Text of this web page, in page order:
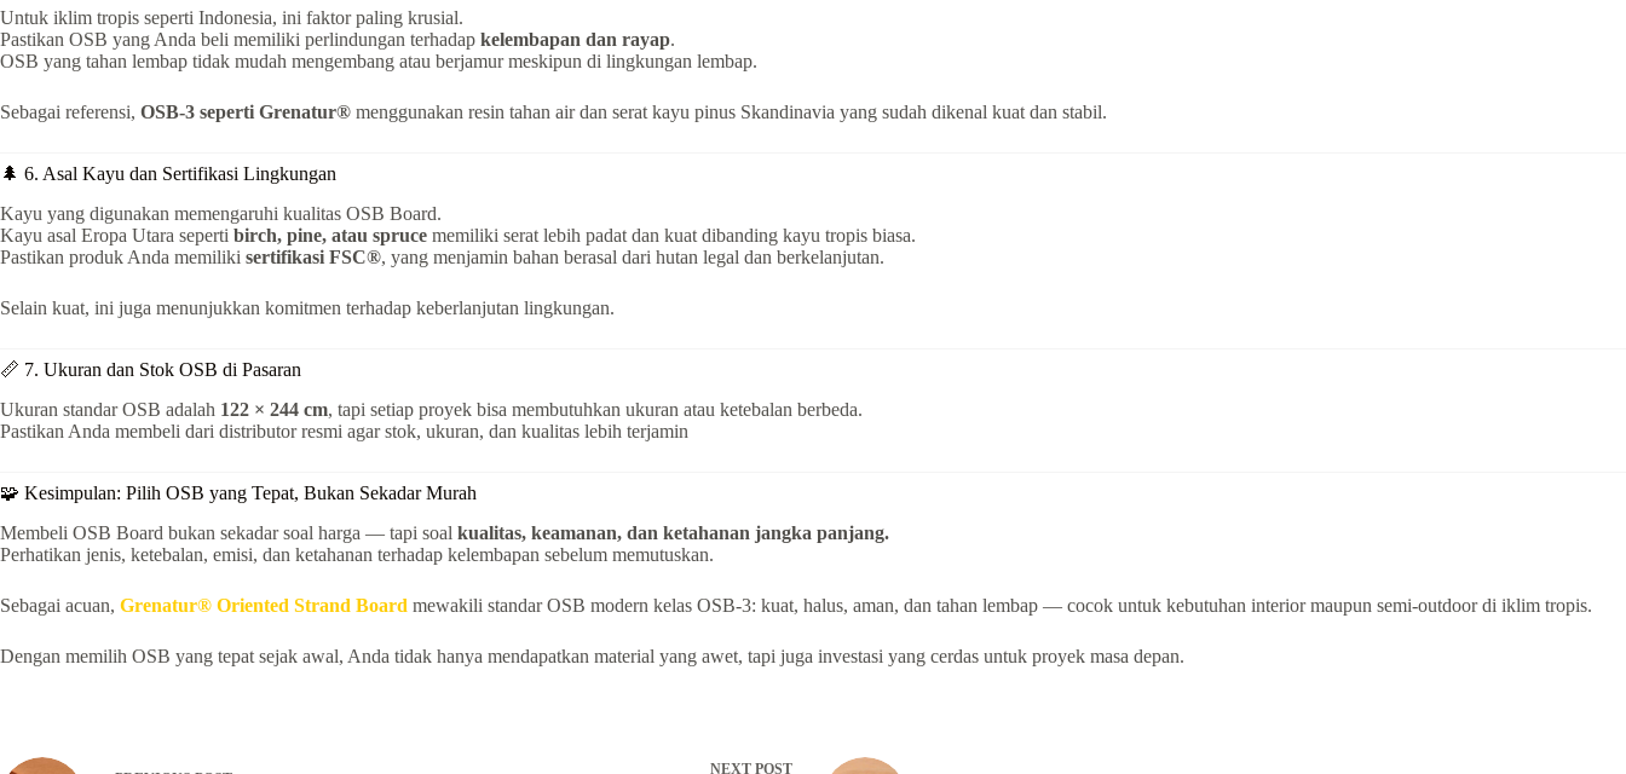
Untuk iklim tropis seperti Indonesia, ini faktor paling krusial.
Pastikan OSB yang Anda beli memiliki perlindungan terhadap kelembapan dan rayap.
OSB yang tahan lembap tidak mudah mengembang atau berjamur meskipun di lingkungan lembap.
Sebagai referensi, OSB-3 seperti Grenatur® menggunakan resin tahan air dan serat kayu pinus Skandinavia yang sudah dikenal kuat dan stabil.
🌲 6. Asal Kayu dan Sertifikasi Lingkungan
Kayu yang digunakan memengaruhi kualitas OSB Board.
Kayu asal Eropa Utara seperti birch, pine, atau spruce memiliki serat lebih padat dan kuat dibanding kayu tropis biasa.
Pastikan produk Anda memiliki sertifikasi FSC®, yang menjamin bahan berasal dari hutan legal dan berkelanjutan.
Selain kuat, ini juga menunjukkan komitmen terhadap keberlanjutan lingkungan.
📏 7. Ukuran dan Stok OSB di Pasaran
Ukuran standar OSB adalah 122 × 244 cm, tapi setiap proyek bisa membutuhkan ukuran atau ketebalan berbeda.
Pastikan Anda membeli dari distributor resmi agar stok, ukuran, dan kualitas lebih terjamin
🧩 Kesimpulan: Pilih OSB yang Tepat, Bukan Sekadar Murah
Membeli OSB Board bukan sekadar soal harga — tapi soal kualitas, keamanan, dan ketahanan jangka panjang.
Perhatikan jenis, ketebalan, emisi, dan ketahanan terhadap kelembapan sebelum memutuskan.
Sebagai acuan, Grenatur® Oriented Strand Board mewakili standar OSB modern kelas OSB-3: kuat, halus, aman, dan tahan lembap — cocok untuk kebutuhan interior maupun semi-outdoor di iklim tropis.
Dengan memilih OSB yang tepat sejak awal, Anda tidak hanya mendapatkan material yang awet, tapi juga investasi yang cerdas untuk proyek masa depan.
NEXT POST